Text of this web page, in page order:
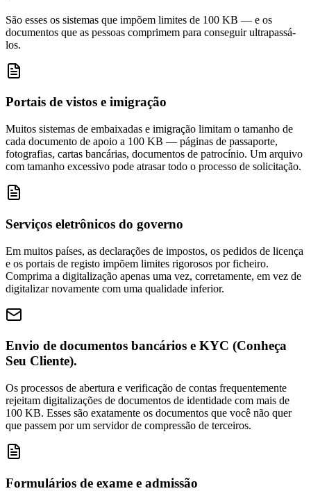
São esses os sistemas que impõem limites de 100 KB — e os
documentos que as pessoas comprimem para conseguir ultrapassá-
los.
Portais de vistos e imigração
Muitos sistemas de embaixadas e imigração limitam o tamanho de
cada documento de apoio a 100 KB — páginas de passaporte,
fotografias, cartas bancárias, documentos de patrocínio. Um arquivo
com tamanho excessivo pode atrasar todo o processo de solicitação.
Serviços eletrônicos do governo
Em muitos países, as declarações de impostos, os pedidos de licença
e os portais de registo impõem limites rigorosos por ficheiro.
Comprima a digitalização apenas uma vez, corretamente, em vez de
digitalizar novamente com uma qualidade inferior.
Envio de documentos bancários e KYC (Conheça
Seu Cliente).
Os processos de abertura e verificação de contas frequentemente
rejeitam digitalizações de documentos de identidade com mais de
100 KB. Esses são exatamente os documentos que você não quer
que passem por um servidor de compressão de terceiros.
Formulários de exame e admissão